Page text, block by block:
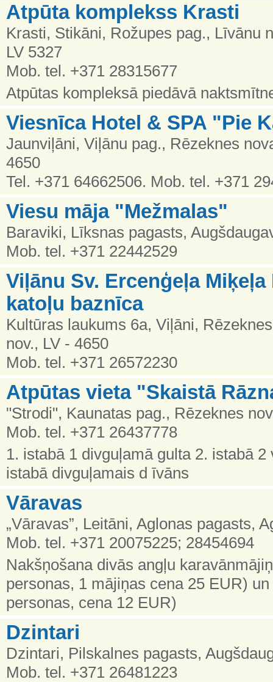
Atpūta komplekss Krasti
Krasti, Stikāni, Rožupes pag., Līvānu
LV 5327
Mob. tel. +371 28315677
Atpūtas kompleksā piedāvā
Viesnīca Hotel & SPA "Pie
Jaunviļāni, Viļānu pag., Rēzeknes
4650
Tel. +371 64662506. Mob. tel. +371
Viesu māja "Mežmalas"
Baraviki, Līksnas pagasts,
Mob. tel. +371 22442529
Viļānu Sv. Ercenģeļa Miķeļa
katoļu baznīca
Kultūras laukums 6a, Viļāni,
nov., LV - 4650
Mob. tel. +371 26572230
Atpūtas vieta "Skaistā
"Strodi", Kaunatas pag., Rēzeknes
Mob. tel. +371 26437778
1. istabā 1 divguļamā gulta 2. istabā
istabā divguļamais d īvāns
Vāravas
„Vāravas”, Leitāni, Aglonas pagasts,
Mob. tel. +371 20075225; 28454694
Nakšņošana divās angļu
personas, 1 mājiņas cena 25 EUR)
personas, cena 12 EUR)
Dzintari
Dzintari, Pilskalnes pagasts,
Mob. tel. +371 26481223